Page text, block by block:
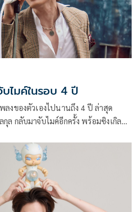
มค์ในรอบ 4 ปี
ลงของตัวเองไปนานถึง 4 ปี ล่าสุด
กลับมาจับไมค์อีกครั้ง พร้อมซิงเกิล
ด้วยตัวเองทั้งหมด ถ่ายทอดความรู้สึก
ตรง ๆ ว่า “แต่งงานกันไหม? อยากตื่น